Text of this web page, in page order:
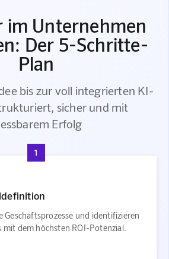
im Unternehmen
Der 5-Schritte-
Plan
bis zur voll integrierten KI-
sicher und mit
Erfolg
1
Geschäftsprozesse und identifizieren
mit dem höchsten ROI-Potenzial.